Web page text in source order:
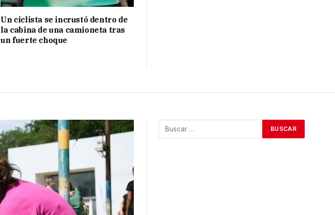
Un ciclista se incrustó dentro de
la cabina de una camioneta tras
un fuerte choque